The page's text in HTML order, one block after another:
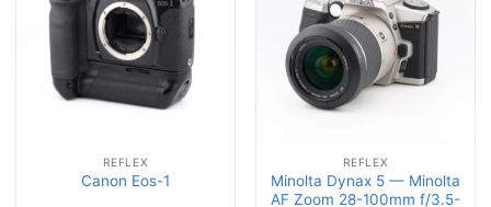
REFLEX
Canon Eos-1
REFLEX
Minolta Dynax 5 — Minolta
AF Zoom 28-100mm f/3.5-